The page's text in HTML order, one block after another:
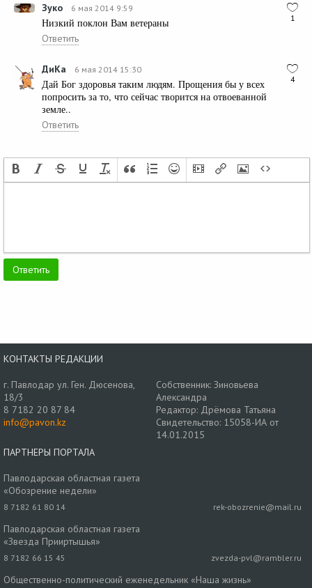
1
Зуко 6 мая 2014 9:59
Низкий поклон Вам ветераны
Ответить
4
ДиКа 6 мая 2014 15:30
Дай Бог здоровья таким людям. Прощения бы у всех
попросить за то, что сейчас творится на отвоеванной
земле..
Ответить
КОНТАКТЫ РЕДАКЦИИ
г. Павлодар ул. Ген. Дюсенова,
18/3
8 7182 20 87 84
info@pavon.kz
Собственник: Зиновьева
Александра
Редактор: Дрёмова Татьяна
Свидетельство: 15058-ИА от
14.01.2015
ПАРТНЕРЫ ПОРТАЛА
Павлодарская областная газета
«Обозрение недели»
8 7182 61 80 14 rek-obozrenie@mail.ru
Павлодарская областная газета
«Звезда Прииртышья»
8 7182 66 15 45 zvezda-pvl@rambler.ru
Общественно-политический еженедельник «Наша жизнь»